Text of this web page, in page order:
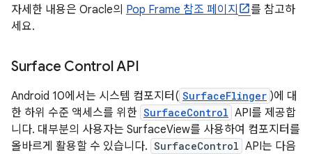
자세한 내용은 Oracle의 Pop Frame 참조 페이지
를 참고하
세요.
Surface Control API
Android 10에서는 시스템 컴포지터( SurfaceFlinger )에 대
한 하위 수준 액세스를 위한 SurfaceControl API를 제공합
니다. 대부분의 사용자는 SurfaceView를 사용하여 컴포지터를
올바르게 활용할 수 있습니다. SurfaceControl API는 다음